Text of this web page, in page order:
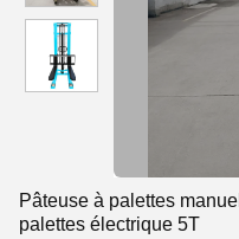
Pâteuse à palettes
palettes électrique 5T